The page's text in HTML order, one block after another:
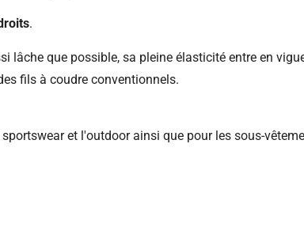
.
lâche que possible, sa pleine élasticité entre en
fils à coudre conventionnels.
et l'outdoor ainsi que pour les sous-